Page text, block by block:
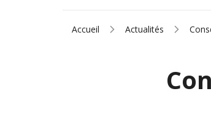
Accueil Actualités